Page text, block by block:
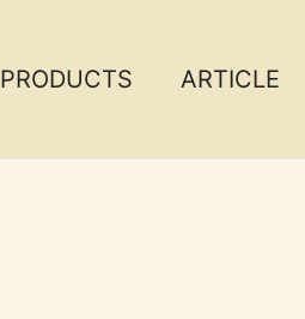
PRODUCTS ARTICLE